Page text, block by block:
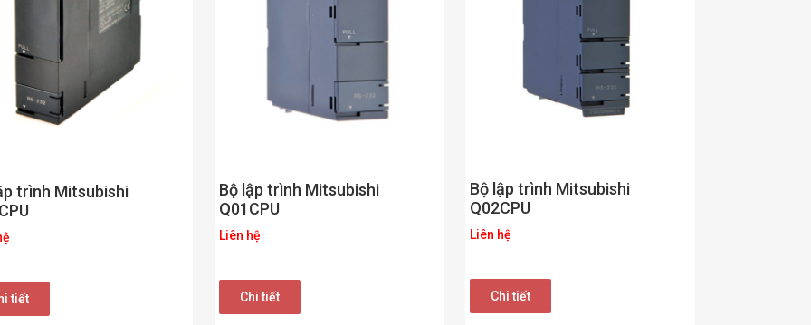
trình Mitsubishi
tiết
Bộ lập trình Mitsubishi
Q01CPU
Liên hệ
Chi tiết
Bộ lập trình Mitsubishi
Q02CPU
Liên hệ
Chi tiết